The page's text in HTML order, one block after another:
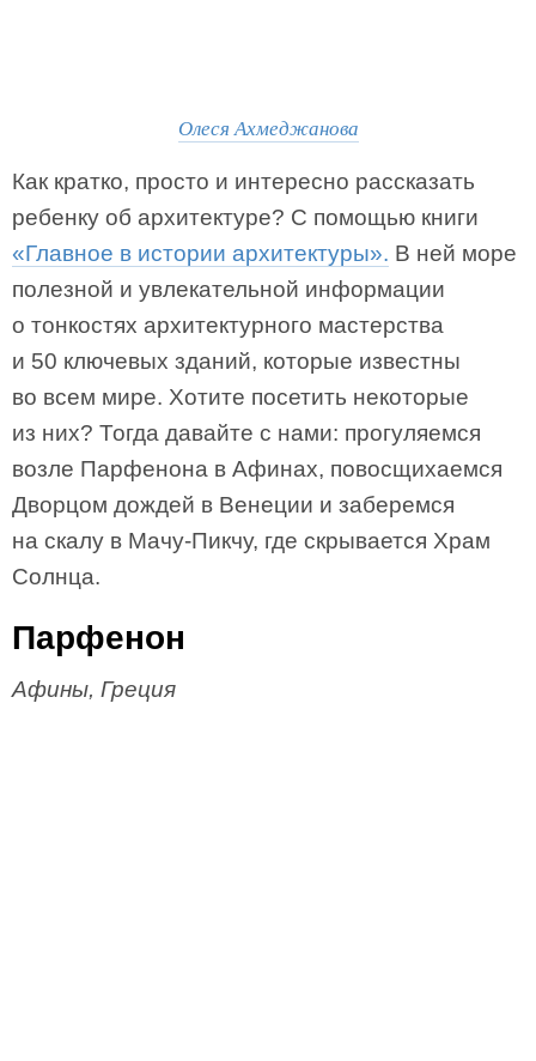
Олеся Ахмеджанова
Как кратко, просто и интересно рассказать
ребенку об архитектуре? С помощью книги
«Главное в истории архитектуры». В ней море
полезной и увлекательной информации
о тонкостях архитектурного мастерства
и 50 ключевых зданий, которые известны
во всем мире. Хотите посетить некоторые
из них? Тогда давайте с нами: прогуляемся
возле Парфенона в Афинах, повосщихаемся
Дворцом дождей в Венеции и заберемся
на скалу в Мачу-Пикчу, где скрывается Храм
Солнца.
Парфенон
Афины, Греция